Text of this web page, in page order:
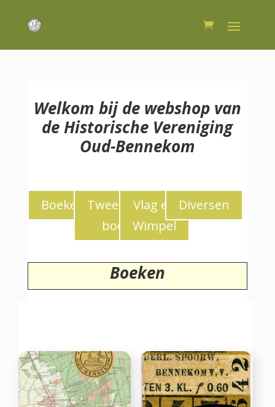
Welkom bij de webshop van
de Historische Vereniging
Oud-Bennekom
Boeken
Tweedekans
boeken
Vlag en
Wimpel
Diversen
Boeken